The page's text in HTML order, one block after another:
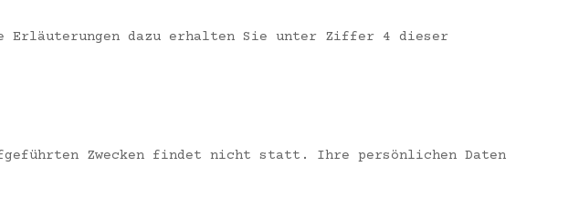
Erläuterungen dazu erhalten Sie unter Ziffer 4 dieser
Zwecken findet nicht statt. Ihre persönlichen Daten